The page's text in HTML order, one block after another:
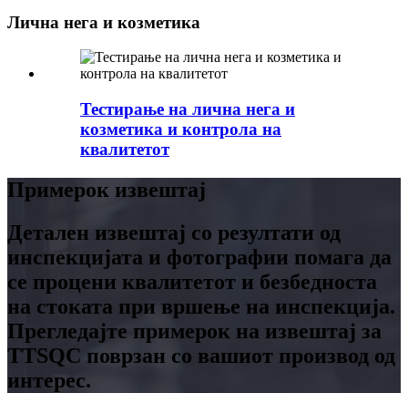
Лична нега и козметика
Тестирање на лична нега и
козметика и контрола на
квалитетот
Примерок извештај
Детален извештај со резултати од
инспекцијата и фотографии помага да
се процени квалитетот и безбедноста
на стоката при вршење на инспекција.
Прегледајте примерок на извештај за
TTSQC поврзан со вашиот производ од
интерес.